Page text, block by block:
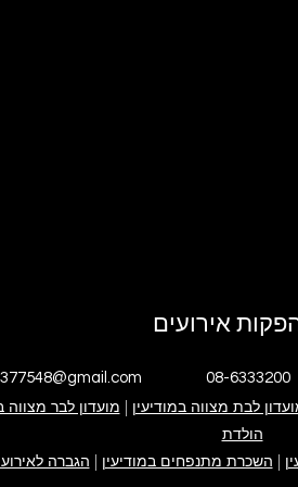
אירועים
08-6333200
אירוע בת מצווה אירוע בר מצווה ימי
קייטנה במודיעין
לבת מצווה במודיעין מועדון לבר מצווה
הולדת
השכרת מתנפחים במודיעין הגברה